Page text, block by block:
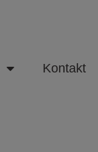
Kontakt